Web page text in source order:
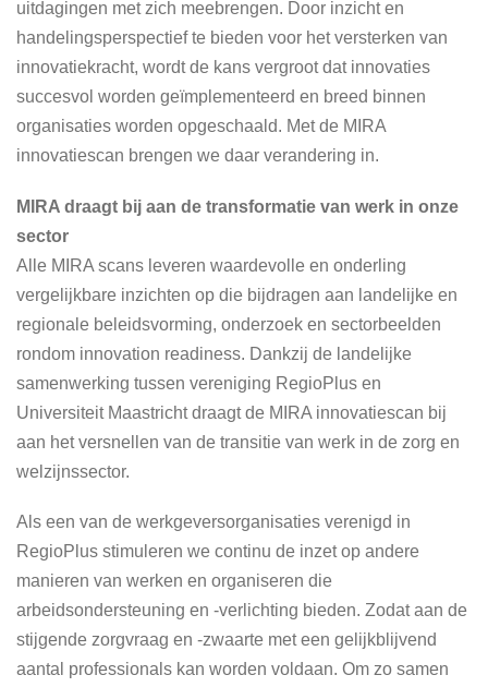
uitdagingen met zich meebrengen. Door inzicht en
handelingsperspectief te bieden voor het versterken van
innovatiekracht, wordt de kans vergroot dat innovaties
succesvol worden geïmplementeerd en breed binnen
organisaties worden opgeschaald. Met de MIRA
innovatiescan brengen we daar verandering in.
MIRA draagt bij aan de transformatie van werk in onze
sector
Alle MIRA scans leveren waardevolle en onderling
vergelijkbare inzichten op die bijdragen aan landelijke en
regionale beleidsvorming, onderzoek en sectorbeelden
rondom innovation readiness. Dankzij de landelijke
samenwerking tussen vereniging RegioPlus en
Universiteit Maastricht draagt de MIRA innovatiescan bij
aan het versnellen van de transitie van werk in de zorg en
welzijnssector.
Als een van de werkgeversorganisaties verenigd in
RegioPlus stimuleren we continu de inzet op andere
manieren van werken en organiseren die
arbeidsondersteuning en -verlichting bieden. Zodat aan de
stijgende zorgvraag en -zwaarte met een gelijkblijvend
aantal professionals kan worden voldaan. Om zo samen